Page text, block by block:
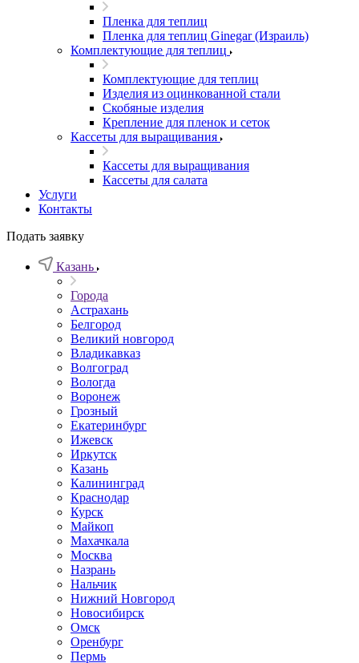
Пленка для теплиц
Пленка для теплиц Ginegar (Израиль)
Комплектующие для теплиц
Комплектующие для теплиц
Изделия из оцинкованной стали
Скобяные изделия
Крепление для пленок и сеток
Кассеты для выращивания
Кассеты для выращивания
Кассеты для салата
Услуги
Контакты
Подать заявку
Казань
Города
Астрахань
Белгород
Великий новгород
Владикавказ
Волгоград
Вологда
Воронеж
Грозный
Екатеринбург
Ижевск
Иркутск
Казань
Калининград
Краснодар
Курск
Майкоп
Махачкала
Москва
Назрань
Нальчик
Нижний Новгород
Новосибирск
Омск
Оренбург
Пермь